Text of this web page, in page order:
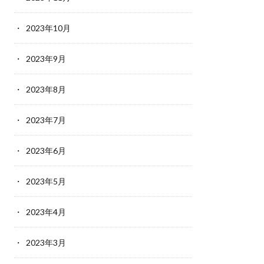
2023年10月
2023年9月
2023年8月
2023年7月
2023年6月
2023年5月
2023年4月
2023年3月